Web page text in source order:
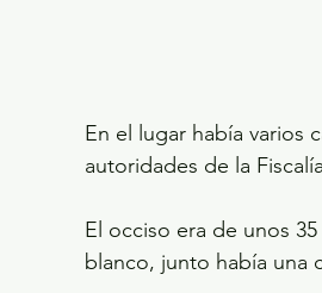
En el lugar había varios
autoridades de la
El occiso era de unos
blanco, junto había una